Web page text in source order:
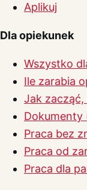
Aplikuj
Dla opiekunek
Wszystko
Ile zarabia
Jak
Dokumenty
Praca bez
Praca od
Praca dla